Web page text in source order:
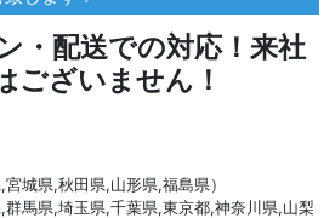
・配送での対応！来社
ございません！
城県,秋田県,山形県,福島県）
馬県,埼玉県,千葉県,東京都,神奈川県,山梨